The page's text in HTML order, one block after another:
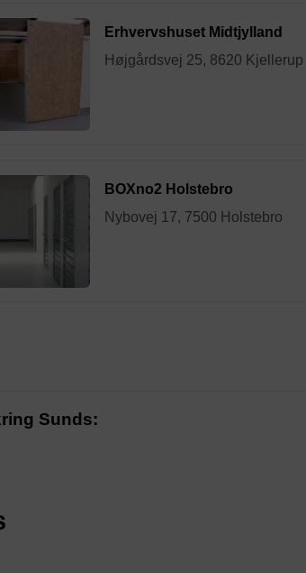
Erhvervshuset Midtjylland
Højgårdsvej 25, 8620 Kjellerup
BOXno2 Holstebro
Nybovej 17, 7500 Holstebro
Sunds: